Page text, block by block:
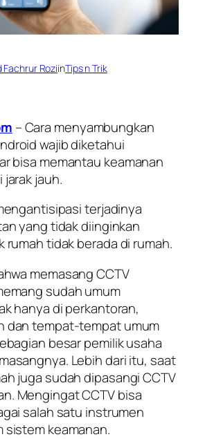
RoziinTips n Trik
– Cara menyambungkan
wajib diketahui
bisa memantau keamanan
jarak jauh.
terjadinya
yang tidak diinginkan
rumah tidak berada di rumah.
memasang CCTV
sudah umum
hanya di perkantoran,
dan tempat-tempat umum
besar pemilik usaha
Lebih dari itu, saat
juga sudah dipasangi CCTV
Mengingat CCTV bisa
salah satu instrumen
sistem keamanan.